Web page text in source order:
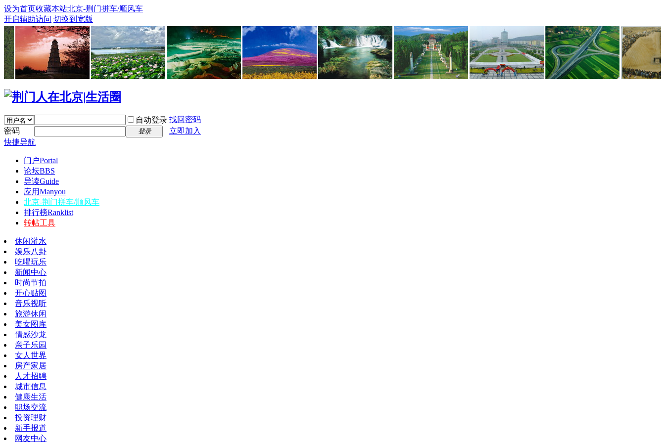
设为首页收藏本站北京-荆门拼车/顺风车
开启辅助访问 切换到宽版
自动登录 找回密码
密码
登录
立即加入
快捷导航
门户Portal
论坛BBS
导读Guide
应用Manyou
北京-荆门拼车/顺风车
排行榜Ranklist
转帖工具
休闲灌水
娱乐八卦
吃喝玩乐
新闻中心
时尚节拍
开心贴图
音乐视听
旅游休闲
美女图库
情感沙龙
亲子乐园
女人世界
房产家居
人才招聘
城市信息
健康生活
职场交流
投资理财
新手报道
网友中心